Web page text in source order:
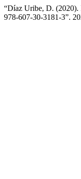
“Díaz Uribe, D.
978-607-30-3181-3”.